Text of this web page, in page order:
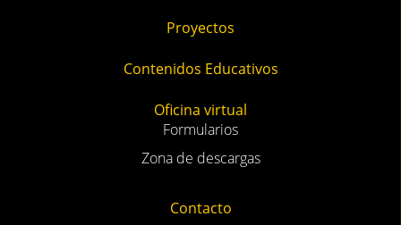
Proyectos
Contenidos Educativos
Oficina virtual
Formularios
Zona de descargas
Contacto